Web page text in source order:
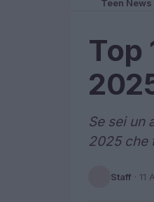
Teen News
Top
Se sei un
2025 che
Staff · 11